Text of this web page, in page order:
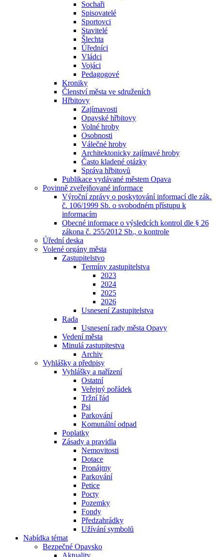
Sochaři
Spisovatelé
Sportovci
Stavitelé
Šlechta
Úředníci
Vládci
Vojáci
Pedagogové
Kroniky
Členství města ve sdruženích
Hřbitovy
Zajímavosti
Opavské hřbitovy
Volné hroby
Osobnosti
Válečné hroby
Architektonicky zajímavé hroby
Často kladené otázky
Správa hřbitovů
Publikace vydávané městem Opava
Povinně zveřejňované informace
Výroční zprávy o poskytování informací dle zák.
č. 106/1999 Sb. o svobodném přístupu k
informacím
Obecné informace o výsledcích kontrol dle § 26
zákona č. 255/2012 Sb., o kontrole
Úřední deska
Volené orgány města
Zastupitelstvo
Termíny zastupitelstva
2023
2024
2025
2026
Usnesení Zastupitelstva
Rada
Usnesení rady města Opavy
Vedení města
Minulá zastupitestva
Archiv
Vyhlášky a předpisy
Vyhlášky a nařízení
Ostatní
Veřejný pořádek
Tržní řád
Psi
Parkování
Komunální odpad
Poplatky
Zásady a pravidla
Nemovitosti
Dotace
Pronájmy
Parkování
Petice
Pocty
Pozemky
Fondy
Předzahrádky
Užívání symbolů
Nabídka témat
Bezpečné Opavsko